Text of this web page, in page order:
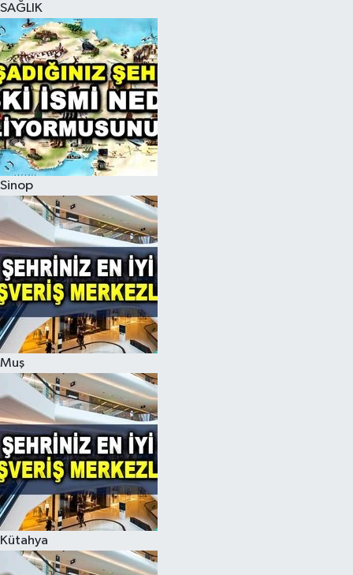
SAĞLIK
Sinop
Muş
Kütahya